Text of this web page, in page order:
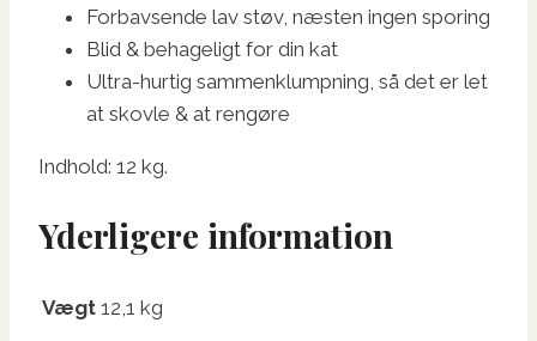
Forbavsende lav støv, næsten ingen sporing
Blid & behageligt for din kat
Ultra-hurtig sammenklumpning, så det er let
at skovle & at rengøre
Indhold: 12 kg.
Yderligere information
Vægt 12,1 kg